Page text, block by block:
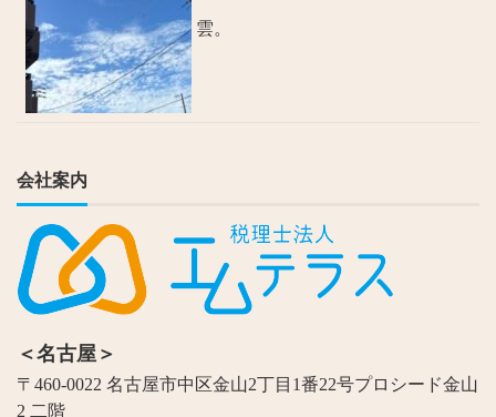
雲。
会社案内
＜名古屋＞
〒460-0022 名古屋市中区金山2丁目1番22号プロシード金山
2 二階